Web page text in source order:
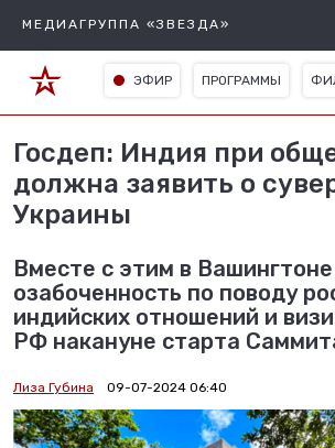
МЕДИАГРУППА «ЗВЕЗДА»
ЭФИР ПРОГРАММЫ
Госдеп: Индия при
должна заявить о
Украины
Вместе с этим в
озабоченность по поводу
индийских отношений и
РФ накануне старта
Лиза Губина 09-07-2024 06:40